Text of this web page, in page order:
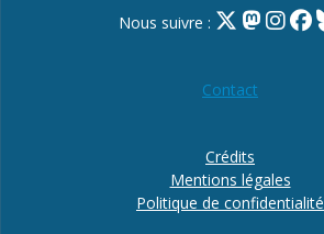
Nous suivre :
Contact
Crédits
Mentions légales
Politique de confidentialité